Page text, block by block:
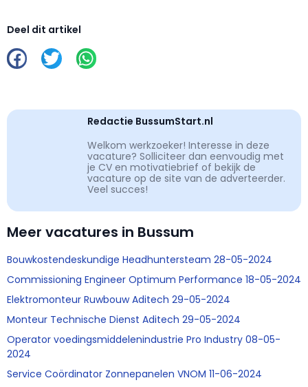
Deel dit artikel
Redactie BussumStart.nl
Welkom werkzoeker! Interesse in deze
vacature? Solliciteer dan eenvoudig met
je CV en motivatiebrief of bekijk de
vacature op de site van de adverteerder.
Veel succes!
Meer vacatures in Bussum
Bouwkostendeskundige Headhuntersteam 28-05-2024
Commissioning Engineer Optimum Performance 18-05-2024
Elektromonteur Ruwbouw Aditech 29-05-2024
Monteur Technische Dienst Aditech 29-05-2024
Operator voedingsmiddelenindustrie Pro Industry 08-05-
2024
Service Coördinator Zonnepanelen VNOM 11-06-2024